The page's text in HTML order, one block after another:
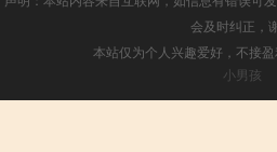
会及时纠正，
本站仅为个人兴趣爱好，不接
小男孩